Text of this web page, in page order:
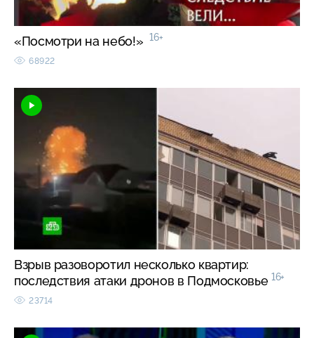
«Посмотри на небо!» 16+
68922
Взрыв разоворотил несколько квартир:
последствия атаки дронов в Подмосковье 16+
23714